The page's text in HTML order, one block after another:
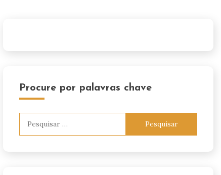
Procure por palavras chave